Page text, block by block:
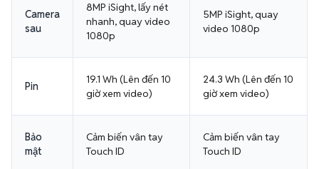
Camera
sau
8MP iSight, lấy nét
nhanh, quay video
1080p
5MP iSight, quay
video 1080p
Pin
19.1 Wh (Lên đến 10
giờ xem video)
24.3 Wh (Lên đến 10
giờ xem video)
Bảo
mật
Cảm biến vân tay
Touch ID
Cảm biến vân tay
Touch ID